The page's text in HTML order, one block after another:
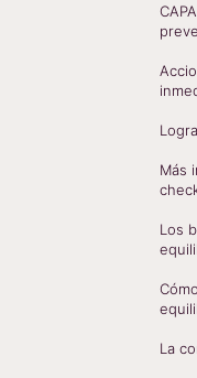
Más
Los
La